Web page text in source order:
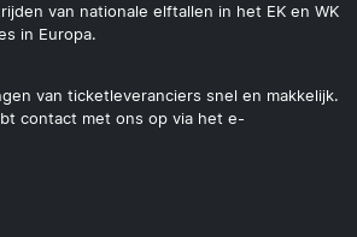
van nationale elftallen in het EK en WK
in Europa.
van ticketleveranciers snel en makkelijk.
contact met ons op via het e-